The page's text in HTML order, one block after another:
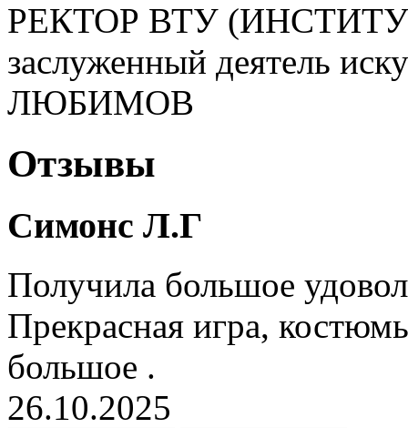
РЕКТОР ВТУ
заслуженный деятель
ЛЮБИМОВ
Отзывы
Симонс Л.Г
Получила большое
Прекрасная игра,
большое .
26.10.2025